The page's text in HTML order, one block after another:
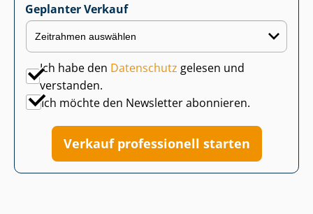
Geplanter Verkauf
Ich habe den Datenschutz gelesen und
verstanden.
Ich möchte den Newsletter abonnieren.
Verkauf professionell starten